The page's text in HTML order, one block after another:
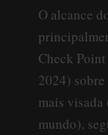
O alcance
Check
2024)
mais
mundo),